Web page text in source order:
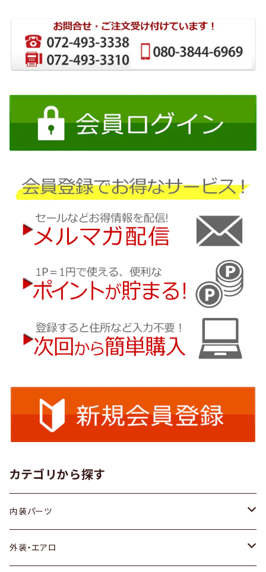
カテゴリから探す
内装パーツ
トヨタ
外装・エアロ